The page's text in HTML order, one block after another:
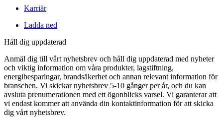
Karriär
Ladda ned
Håll dig uppdaterad
Anmäl dig till vårt nyhetsbrev och håll dig uppdaterad med nyheter
och viktig information om våra produkter, lagstiftning,
energibesparingar, brandsäkerhet och annan relevant information för
branschen. Vi skickar nyhetsbrev 5-10 gånger per år, och du kan
avsluta prenumerationen med ett ögonblicks varsel. Vi garanterar att
vi endast kommer att använda din kontaktinformation för att skicka
dig vårt nyhetsbrev.